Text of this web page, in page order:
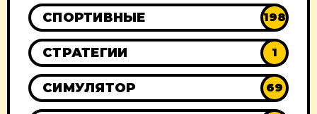
СПОРТИВНЫЕ 198
СТРАТЕГИИ 1
СИМУЛЯТОР 69